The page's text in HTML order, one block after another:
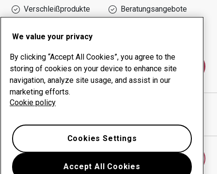
Verschleißprodukte
Beratungsangebote
Betriebszeit
Kontakt
Hydraulic Engineering SARL
We value your privacy
By clicking “Accept All Cookies”, you agree to the
storing of cookies on your device to enhance site
navigation, analyze site usage, and assist in our
marketing efforts.
Cookie policy
Accept All Cookies
Cookies Settings